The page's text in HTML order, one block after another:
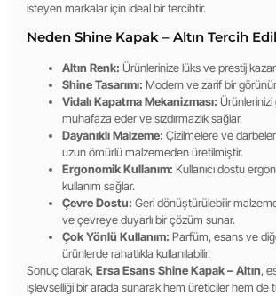
isteyen markalar için ideal bir tercihtir.
Neden Shine Kapak – Altın Tercih
Altın Renk: Ürünlerinize lüks ve prestij
Shine Tasarımı: Modern ve zarif bir
Vidalı Kapatma Mekanizması:
muhafaza eder ve sızdırmazlık sağlar.
Dayanıklı Malzeme: Çizilmelere ve
uzun ömürlü malzemeden üretilmiştir.
Ergonomik Kullanım: Kullanıcı dostu
kullanım sağlar.
Çevre Dostu: Geri dönüştürülebilir
ve çevreye duyarlı bir çözüm sunar.
Çok Yönlü Kullanım: Parfüm, esans ve
ürünlerde rahatlıkla kullanılabilir.
Sonuç olarak, Ersa Esans Shine Kapak – Altın,
işlevselliği bir arada sunarak hem üreticiler hem de